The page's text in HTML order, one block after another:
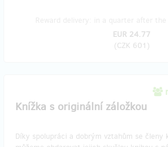
EUR 24.77
(CZK 601 )
Knížka s originální záložkou
Díky spolupráci a dobrým vztahům se členy